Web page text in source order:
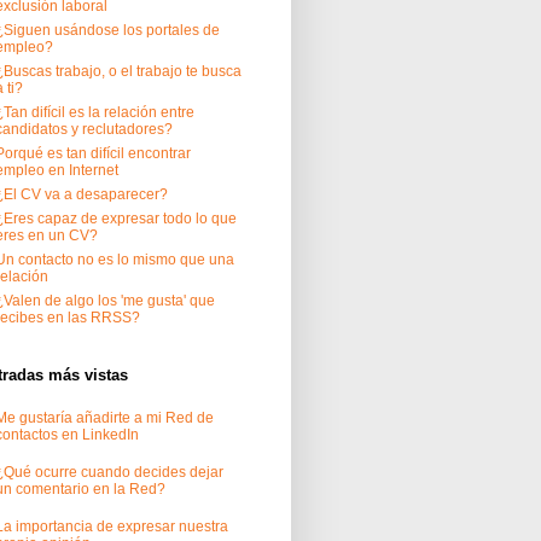
laboral
usándose los portales de
trabajo, o el trabajo te busca
ti?
difícil es la relación entre
y reclutadores?
es tan difícil encontrar
en Internet
CV va a desaparecer?
capaz de expresar todo lo que
en un CV?
contacto no es lo mismo que una
de algo los 'me gusta' que
en las RRSS?
más vistas
gustaría añadirte a mi Red de
en LinkedIn
ocurre cuando decides dejar
comentario en la Red?
importancia de expresar nuestra